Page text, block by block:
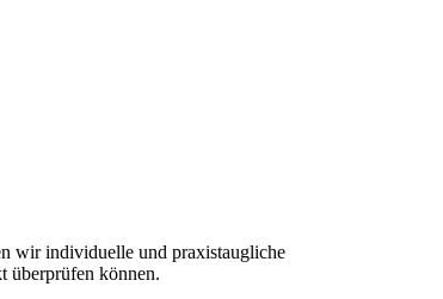
wir individuelle und praxistaugliche
überprüfen können.